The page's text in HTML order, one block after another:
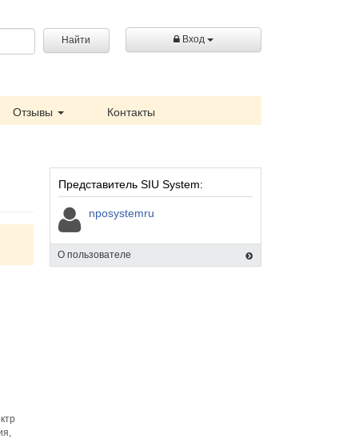
Найти Вход
Отзывы Контакты
Представитель SIU System:
nposystemru
О пользователе